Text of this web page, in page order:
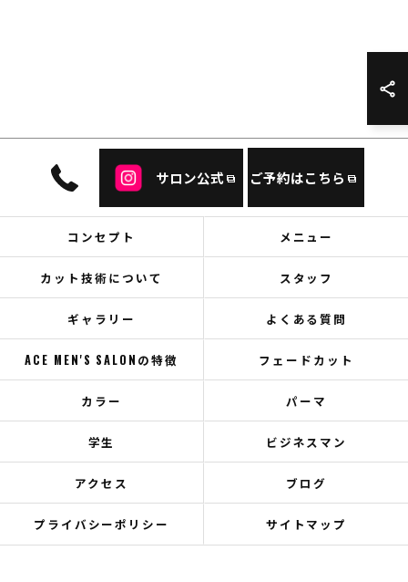
サロン公式 ご予約はこちら
コンセプト メニュー
カット技術について スタッフ
ギャラリー よくある質問
ACE MEN'S SALONの特徴 フェードカット
カラー パーマ
学生 ビジネスマン
アクセス ブログ
プライバシーポリシー サイトマップ